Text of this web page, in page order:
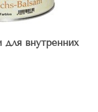
для внутренних